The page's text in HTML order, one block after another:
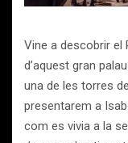
Vine a descobrir el
d’aquest gran
una de les torres
presentarem a
com es vivia a la